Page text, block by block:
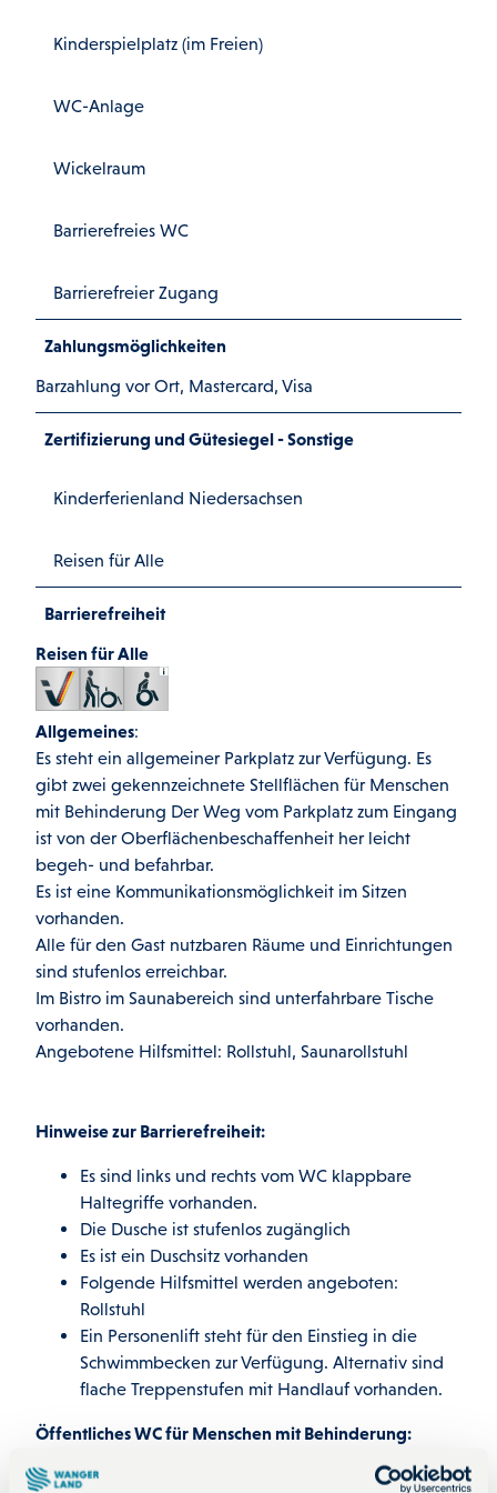
Kinderspielplatz (im Freien)
WC-Anlage
Wickelraum
Barrierefreies WC
Barrierefreier Zugang
Zahlungsmöglichkeiten
Barzahlung vor Ort, Mastercard, Visa
Zertifizierung und Gütesiegel - Sonstige
Kinderferienland Niedersachsen
Reisen für Alle
Barrierefreiheit
Reisen für Alle
Allgemeines:
Es steht ein allgemeiner Parkplatz zur Verfügung. Es
gibt zwei gekennzeichnete Stellflächen für Menschen
mit Behinderung Der Weg vom Parkplatz zum Eingang
ist von der Oberflächenbeschaffenheit her leicht
begeh- und befahrbar.
Es ist eine Kommunikationsmöglichkeit im Sitzen
vorhanden.
Alle für den Gast nutzbaren Räume und Einrichtungen
sind stufenlos erreichbar.
Im Bistro im Saunabereich sind unterfahrbare Tische
vorhanden.
Angebotene Hilfsmittel: Rollstuhl, Saunarollstuhl
Hinweise zur Barrierefreiheit:
Es sind links und rechts vom WC klappbare
Haltegriffe vorhanden.
Die Dusche ist stufenlos zugänglich
Es ist ein Duschsitz vorhanden
Folgende Hilfsmittel werden angeboten:
Rollstuhl
Ein Personenlift steht für den Einstieg in die
Schwimmbecken zur Verfügung. Alternativ sind
flache Treppenstufen mit Handlauf vorhanden.
Öffentliches WC für Menschen mit Behinderung:
Öffentliches Unisex WC ist vorhanden